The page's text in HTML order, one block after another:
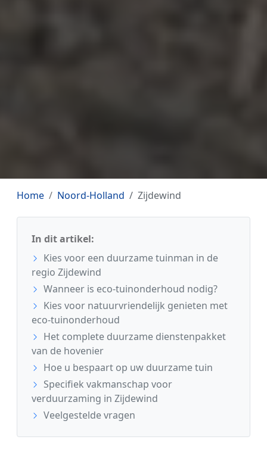
Home Noord-Holland Zijdewind
In dit artikel:
Kies voor een duurzame tuinman in de
regio Zijdewind
Wanneer is eco-tuinonderhoud nodig?
Kies voor natuurvriendelijk genieten met
eco-tuinonderhoud
Het complete duurzame dienstenpakket
van de hovenier
Hoe u bespaart op uw duurzame tuin
Specifiek vakmanschap voor
verduurzaming in Zijdewind
Veelgestelde vragen